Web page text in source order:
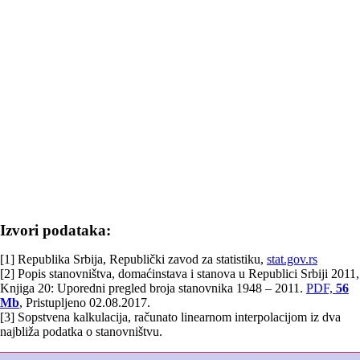
Izvori podataka:
[1] Republika Srbija, Republički zavod za statistiku, stat.gov.rs
[2] Popis stanovništva, domaćinstava i stanova u Republici Srbiji 2011,
Knjiga 20: Uporedni pregled broja stanovnika 1948 – 2011. PDF, 56
Mb, Pristupljeno 02.08.2017.
[3] Sopstvena kalkulacija, računato linearnom interpolacijom iz dva
najbliža podatka o stanovništvu.